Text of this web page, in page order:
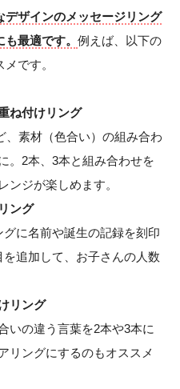
デザインのメッセージリング
最適です。 例えば、以下の
です。
ね付けリング
、素材（色合い）の組み合わ
。2本、3本と組み合わせを
ンジが楽しめます。
ング
に名前や誕生の記録を刻印
追加して、お子さんの人数
リング
いの違う言葉を2本や3本に
リングにするのもオススメ